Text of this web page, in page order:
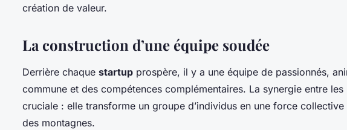
création de valeur.
La construction d’une équipe soudée
Derrière chaque startup prospère, il y a une équipe de passionnés,
commune et des compétences complémentaires. La synergie entre les
cruciale : elle transforme un groupe d’individus en une force
des montagnes.